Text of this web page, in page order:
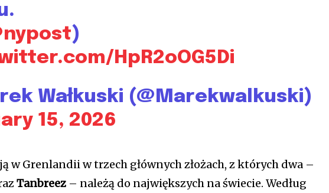
)
HpR2oOG5Di
Wałkuski (@Marekwalkuski)
15, 2026
w Grenlandii w trzech głównych złożach, z których dwa –
Tanbreez – należą do największych na świecie. Według